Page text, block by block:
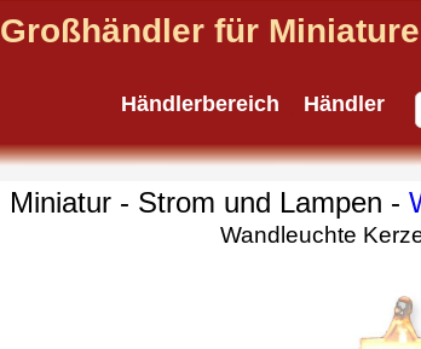
Großhändler für
Händlerbereich Händler
Miniatur - Strom und Lampen -
Wandleuchte